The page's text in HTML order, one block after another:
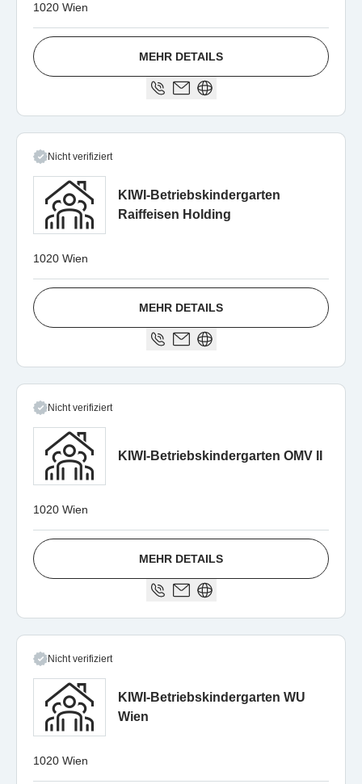
1020 Wien
MEHR DETAILS
Nicht verifiziert
KIWI-Betriebskindergarten
Raiffeisen Holding
1020 Wien
MEHR DETAILS
Nicht verifiziert
KIWI-Betriebskindergarten OMV II
1020 Wien
MEHR DETAILS
Nicht verifiziert
KIWI-Betriebskindergarten WU
Wien
1020 Wien